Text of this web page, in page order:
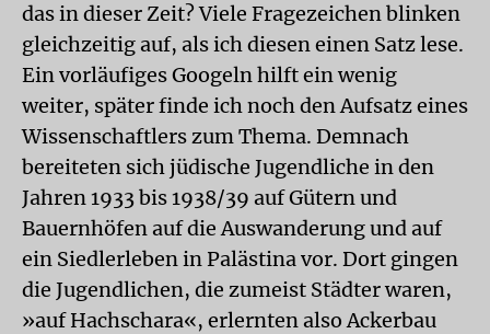
das in dieser Zeit? Viele Fragezeichen blinken
gleichzeitig auf, als ich diesen einen Satz lese.
Ein vorläufiges Googeln hilft ein wenig
weiter, später finde ich noch den Aufsatz eines
Wissenschaftlers zum Thema. Demnach
bereiteten sich jüdische Jugendliche in den
Jahren 1933 bis 1938/39 auf Gütern und
Bauernhöfen auf die Auswanderung und auf
ein Siedlerleben in Palästina vor. Dort gingen
die Jugendlichen, die zumeist Städter waren,
»auf Hachschara«, erlernten also Ackerbau